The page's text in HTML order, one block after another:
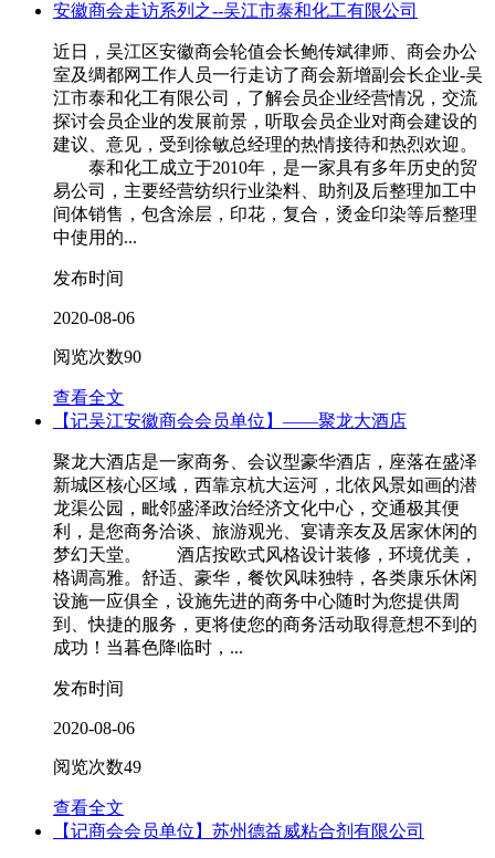
安徽商会走访系列之--吴江市泰和化工有限公司
近日，吴江区安徽商会轮值会长鲍传斌律师、商会办公
室及绸都网工作人员一行走访了商会新增副会长企业-吴
江市泰和化工有限公司，了解会员企业经营情况，交流
探讨会员企业的发展前景，听取会员企业对商会建设的
建议、意见，受到徐敏总经理的热情接待和热烈欢迎。
泰和化工成立于2010年，是一家具有多年历史的贸
易公司，主要经营纺织行业染料、助剂及后整理加工中
间体销售，包含涂层，印花，复合，烫金印染等后整理
中使用的...
发布时间
2020-08-06
阅览次数90
查看全文
【记吴江安徽商会会员单位】——聚龙大酒店
聚龙大酒店是一家商务、会议型豪华酒店，座落在盛泽
新城区核心区域，西靠京杭大运河，北依风景如画的潜
龙渠公园，毗邻盛泽政治经济文化中心，交通极其便
利，是您商务洽谈、旅游观光、宴请亲友及居家休闲的
梦幻天堂。 酒店按欧式风格设计装修，环境优美，
格调高雅。舒适、豪华，餐饮风味独特，各类康乐休闲
设施一应俱全，设施先进的商务中心随时为您提供周
到、快捷的服务，更将使您的商务活动取得意想不到的
成功！当暮色降临时，...
发布时间
2020-08-06
阅览次数49
查看全文
【记商会会员单位】苏州德益威粘合剂有限公司